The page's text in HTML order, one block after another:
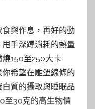
與作息，再好的動
手深蹲消耗的熱量
150至250大卡
你希望在雕塑線條的
質的攝取與睡眠品
至30克的高生物價